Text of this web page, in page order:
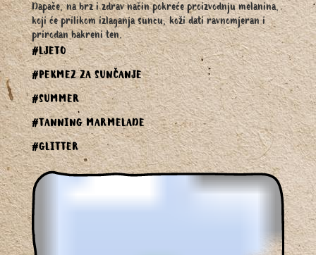
Dapače, na brz i zdrav način pokreće proizvodnju melanina,
koji će prilikom izlaganja suncu, koži dati ravnomjeran i
prirodan bakreni ten.
#LJETO
#PEKMEZ ZA SUNČANJE
#SUMMER
#TANNING MARMELADE
#GLITTER